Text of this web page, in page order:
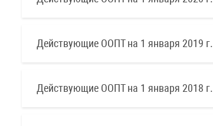
Действующие ООПТ на 1 января 2019 г.
Действующие ООПТ на 1 января 2018 г.